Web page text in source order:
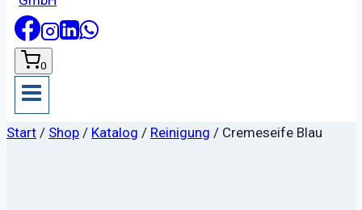
0
Start / Shop / Katalog / Reinigung / Cremeseife Blau